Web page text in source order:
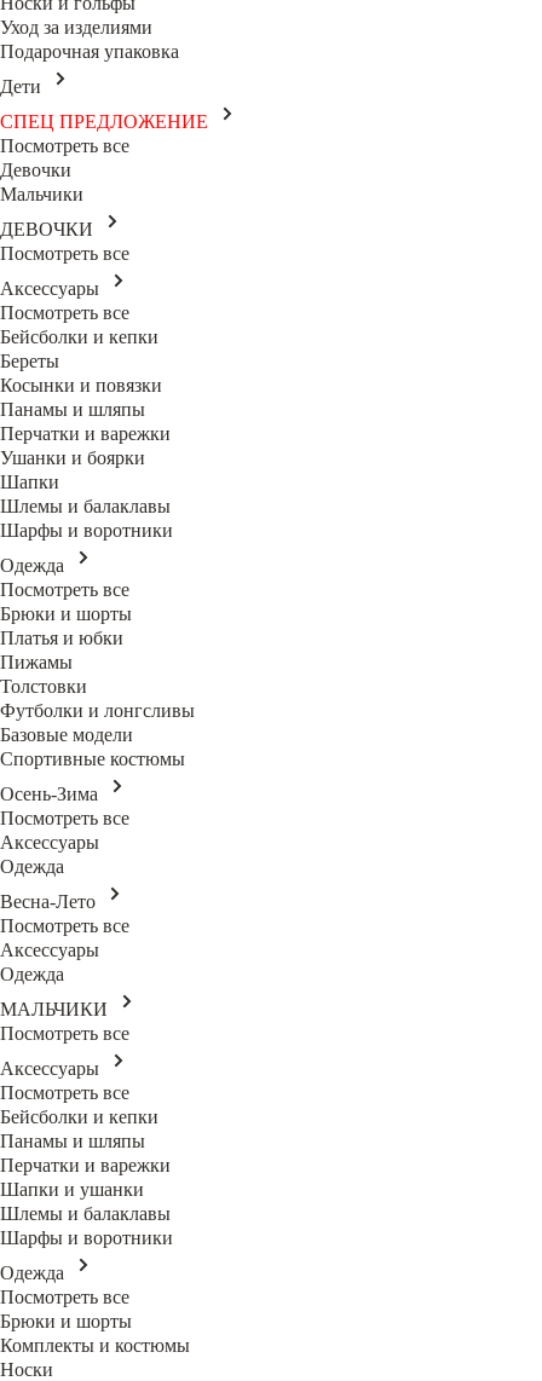
Уход за изделиями
Подарочная упаковка
Дети
СПЕЦ ПРЕДЛОЖЕНИЕ
Посмотреть все
Девочки
Мальчики
ДЕВОЧКИ
Посмотреть все
Аксессуары
Посмотреть все
Бейсболки и кепки
Береты
Косынки и повязки
Панамы и шляпы
Перчатки и варежки
Ушанки и боярки
Шапки
Шлемы и балаклавы
Шарфы и воротники
Одежда
Посмотреть все
Брюки и шорты
Платья и юбки
Пижамы
Толстовки
Футболки и лонгсливы
Базовые модели
Спортивные костюмы
Осень-Зима
Посмотреть все
Аксессуары
Одежда
Весна-Лето
Посмотреть все
Аксессуары
Одежда
МАЛЬЧИКИ
Посмотреть все
Аксессуары
Посмотреть все
Бейсболки и кепки
Панамы и шляпы
Перчатки и варежки
Шапки и ушанки
Шлемы и балаклавы
Шарфы и воротники
Одежда
Посмотреть все
Брюки и шорты
Комплекты и костюмы
Носки